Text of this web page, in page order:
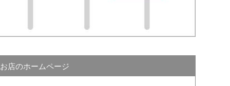
お店のホームページ